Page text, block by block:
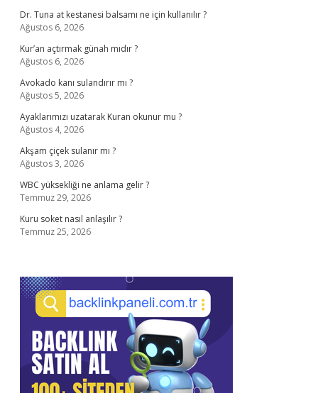
Dr. Tuna at kestanesi balsamı ne için kullanılır ?
Ağustos 6, 2026
Kur’an açtırmak günah mıdır ?
Ağustos 6, 2026
Avokado kanı sulandırır mı ?
Ağustos 5, 2026
Ayaklarımızı uzatarak Kuran okunur mu ?
Ağustos 4, 2026
Akşam çiçek sulanır mı ?
Ağustos 3, 2026
WBC yüksekliği ne anlama gelir ?
Temmuz 29, 2026
Kuru soket nasıl anlaşılır ?
Temmuz 25, 2026